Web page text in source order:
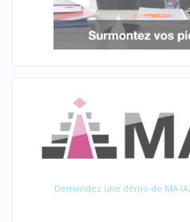
Demandez une démo de MA-IA